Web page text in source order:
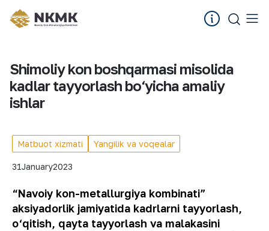
Shimoliy kon boshqarmasi misolida
kadlar tayyorlash bo‘yicha amaliy
ishlar
Matbuot xizmati Yangilik va voqealar
31January2023
“Navoiy kon-metallurgiya kombinati”
aksiyadorlik jamiyatida kadrlarni tayyorlash,
o‘qitish, qayta tayyorlash va malakasini